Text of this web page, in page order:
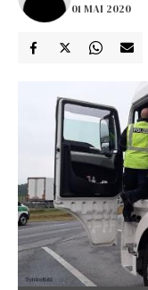
01 MAI 2020